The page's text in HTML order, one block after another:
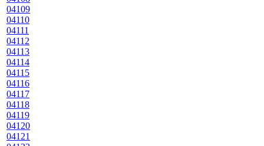
04109
04110
04111
04112
04113
04114
04115
04116
04117
04118
04119
04120
04121